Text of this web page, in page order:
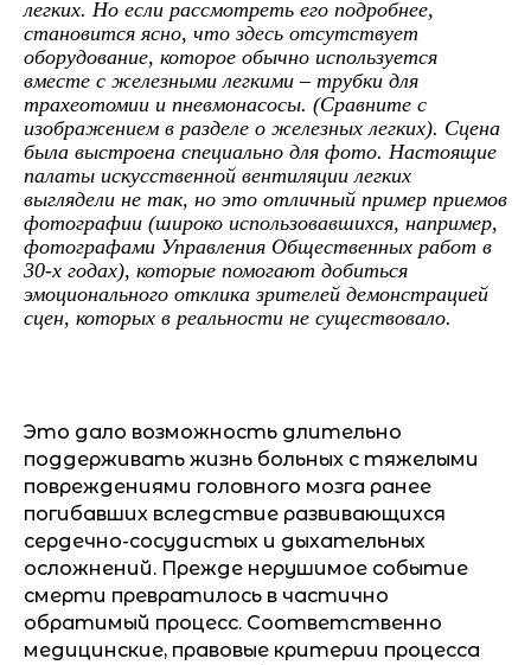
легких. Но если рассмотреть его подробнее,
становится ясно, что здесь отсутствует
оборудование, которое обычно используется
вместе с железными легкими – трубки для
трахеотомии и пневмонасосы. (Сравните с
изображением в разделе о железных легких). Сцена
была выстроена специально для фото. Настоящие
палаты искусственной вентиляции легких
выглядели не так, но это отличный пример приемов
фотографии (широко использовавшихся, например,
фотографами Управления Общественных работ в
30-х годах), которые помогают добиться
эмоционального отклика зрителей демонстрацией
сцен, которых в реальности не существовало.
Это дало возможность длительно
поддерживать жизнь больных с тяжелыми
повреждениями головного мозга ранее
погибавших вследствие развивающихся
сердечно-сосудистых и дыхательных
осложнений. Прежде нерушимое событие
смерти превратилось в частично
обратимый процесс. Соответственно
медицинские, правовые критерии процесса